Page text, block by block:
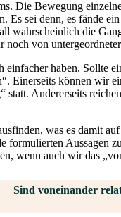
Die Bewegung
Es sei denn, es fände
wahrscheinlich die
noch von
einfacher haben. Sollte
Einerseits können wir
statt. Andererseits
was es damit
formulierten Aussagen
wenn auch wir das
Sind voneinander